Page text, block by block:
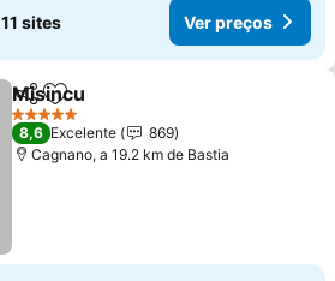
11 sites Ver preços
PartilharAdicionar aos favoritos
Misincu
5 Estrelas
8,6 Excelente
869
Cagnano, a 19.2 km de Bastia